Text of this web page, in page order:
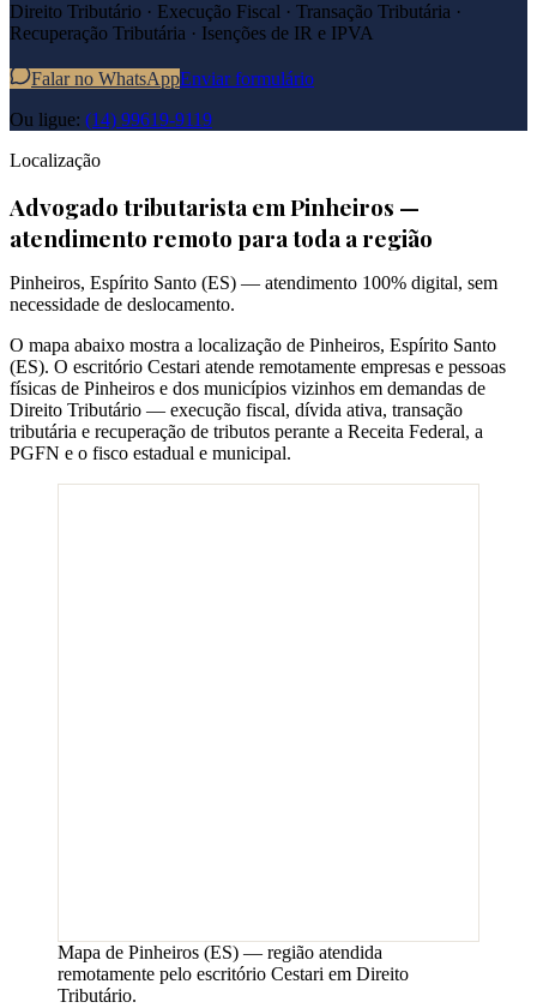
Direito Tributário · Execução Fiscal · Transação Tributária ·
Recuperação Tributária · Isenções de IR e IPVA
Falar no WhatsAppEnviar formulário
Ou ligue: (14) 99619-9119
Localização
Advogado tributarista emPinheiros —
atendimento remoto para toda a região
Pinheiros, Espírito Santo (ES) — atendimento 100% digital, sem
necessidade de deslocamento.
O mapa abaixo mostra a localização de Pinheiros, Espírito Santo
(ES). O escritório Cestari atende remotamente empresas e pessoas
físicas de Pinheiros e dos municípios vizinhos em demandas de
Direito Tributário — execução fiscal, dívida ativa, transação
tributária e recuperação de tributos perante a Receita Federal, a
PGFN e o fisco estadual e municipal.
Mapa de Pinheiros (ES) — região atendida
remotamente pelo escritório Cestari em Direito
Tributário.